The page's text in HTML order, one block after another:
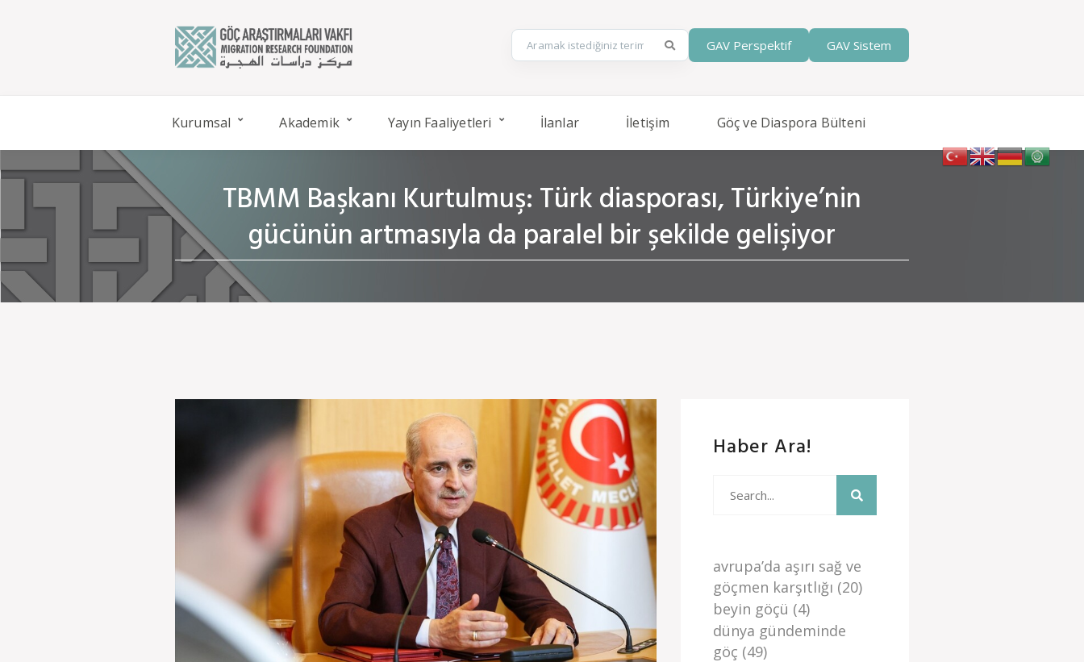
GAV Perspektif GAV Sistem
Kurumsal Akademik Yayın Faaliyetleri İlanlar İletişim Göç ve Diaspora Bülteni
TBMM Başkanı Kurtulmuş: Türk diasporası, Türkiye’nin
gücünün artmasıyla da paralel bir şekilde gelişiyor
Haber Ara!
avrupa’da aşiri sağ ve
göçmen karşitliği (20)
beyi̇n göçü (4)
dünya gündemi̇nde
göç (49)